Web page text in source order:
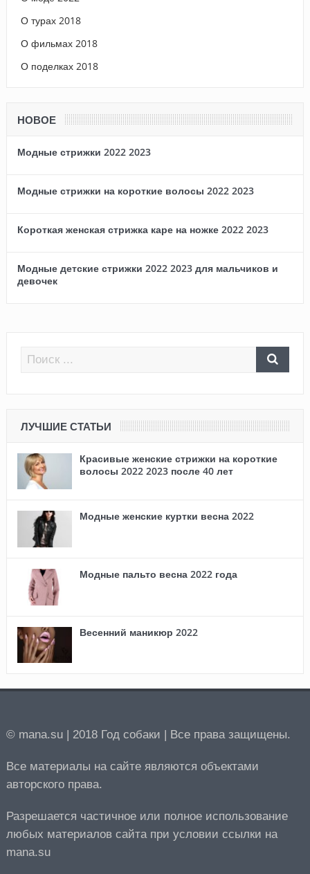
О турах 2018
О фильмах 2018
О поделках 2018
НОВОЕ
Модные стрижки 2022 2023
Модные стрижки на короткие волосы 2022 2023
Короткая женская стрижка каре на ножке 2022 2023
Модные детские стрижки 2022 2023 для мальчиков и
девочек
ЛУЧШИЕ СТАТЬИ
Красивые женские стрижки на короткие
волосы 2022 2023 после 40 лет
Модные женские куртки весна 2022
Модные пальто весна 2022 года
Весенний маникюр 2022
© mana.su | 2018 Год собаки | Все права защищены.
Все материалы на сайте являются объектами
авторского права.
Разрешается частичное или полное использование
любых материалов сайта при условии ссылки на
mana.su